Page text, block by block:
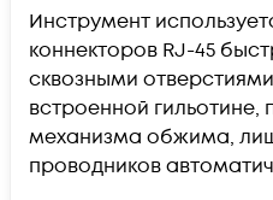
Инструмент
коннекторов RJ-45
сквозными
встроенной
механизма обжима,
проводников